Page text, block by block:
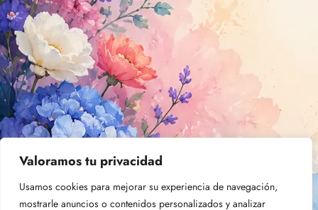
Valoramos tu privacidad
Usamos cookies para mejorar su experiencia de navegación,
mostrarle anuncios o contenidos personalizados y analizar